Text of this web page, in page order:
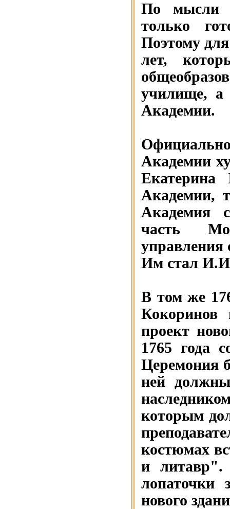
По мысли
только
Поэтому
лет,
училище, а
Академии.
Академии
Академии,
Академия
часть
управления
Им стал
В том же
Кокоринов
проект
1765 года
Церемония
ней
которым
костюмах
и литавр".
лопаточки
нового